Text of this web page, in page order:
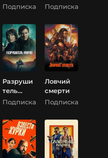
елю
Подписка
Подписка
Разруши
тель
миров
Подписка
Ловчий
смерти
Подписка